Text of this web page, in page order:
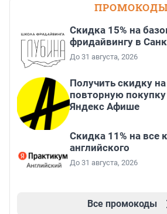
ПРОМОКОДЫ
Скидка 15% на
фридайвингу в
До 31 августа, 2026
Получить скидку
повторную
Яндекс Афише
Скидка 11% на все
английского
До 31 августа, 2026
Все промокоды